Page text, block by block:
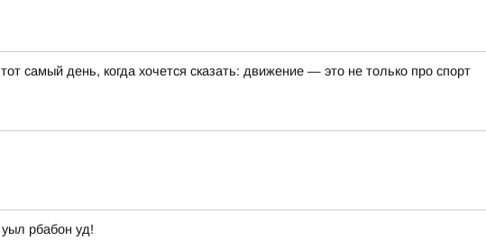
самый день, когда хочется сказать: движение — это не только про спорт
рбабон уд!